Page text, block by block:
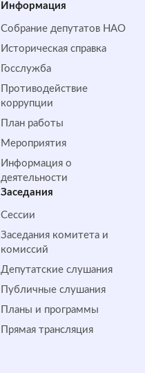
Информация
Собрание депутатов НАО
Историческая справка
Госслужба
Противодействие
коррупции
План работы
Мероприятия
Информация о
деятельности
Заседания
Сессии
Заседания комитета и
комиссий
Депутатские слушания
Публичные слушания
Планы и программы
Прямая трансляция